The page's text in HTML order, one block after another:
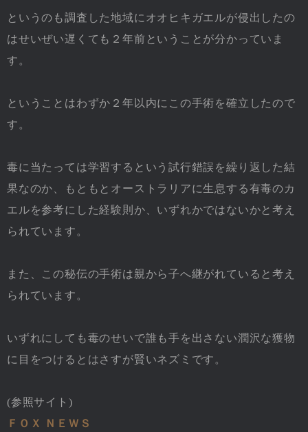
というのも調査した地域にオオヒキガエルが侵出したの
はせいぜい遅くても２年前ということが分かっていま
す。
ということはわずか２年以内にこの手術を確立したので
す。
毒に当たっては学習するという試行錯誤を繰り返した結
果なのか、もともとオーストラリアに生息する有毒のカ
エルを参考にした経験則か、いずれかではないかと考え
られています。
また、この秘伝の手術は親から子へ継がれていると考え
られています。
いずれにしても毒のせいで誰も手を出さない潤沢な獲物
に目をつけるとはさすが賢いネズミです。
(参照サイト)
ＦＯＸ ＮＥＷＳ